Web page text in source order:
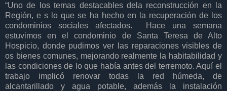
“Uno de los temas destacables dela reconstrucción en la
Región, e s lo que se ha hecho en la recuperación de los
condominios sociales afectados. Hace una semana
estuvimos en el condominio de Santa Teresa de Alto
Hospicio, donde pudimos ver las reparaciones visibles de
os bienes comunes, mejorando realmente la habitabilidad y
las condiciones de lo que había antes del terremoto. Aquí el
trabajo implicó renovar todas la red húmeda, de
alcantarillado y agua potable, además la instalación